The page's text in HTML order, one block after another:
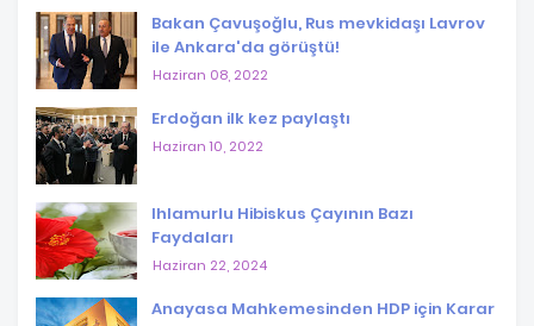
Bakan Çavuşoğlu, Rus mevkidaşı Lavrov
ile Ankara'da görüştü!
Haziran 08, 2022
Erdoğan ilk kez paylaştı
Haziran 10, 2022
Ihlamurlu Hibiskus Çayının Bazı
Faydaları
Haziran 22, 2024
Anayasa Mahkemesinden HDP için Karar